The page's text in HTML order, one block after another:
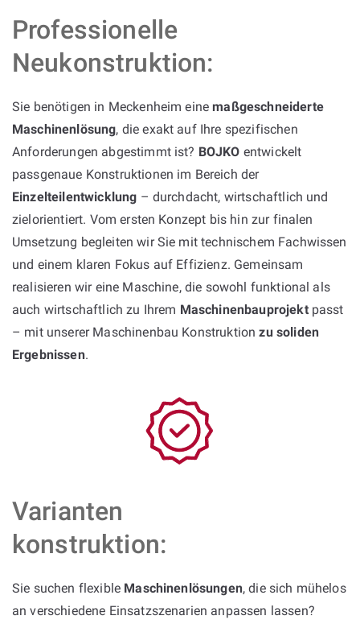
Professionelle
Neukonstruktion:
Sie benötigen in Meckenheim einemaßgeschneiderte
Maschinenlösung, die exakt auf Ihre spezifischen
Anforderungen abgestimmt ist? BOJKO entwickelt
passgenaue Konstruktionen im Bereich der
Einzelteilentwicklung – durchdacht, wirtschaftlich und
zielorientiert. Vom ersten Konzept bis hin zur finalen
Umsetzung begleiten wir Sie mit technischem Fachwissen
und einem klaren Fokus auf Effizienz. Gemeinsam
realisieren wir eine Maschine, die sowohl funktional als
auch wirtschaftlich zu Ihrem Maschinenbauprojektpasst
– mit unserer Maschinenbau Konstruktionzu soliden
Ergebnissen.
Varianten
konstruktion:
Sie suchen flexible Maschinenlösungen, die sich mühelos
an verschiedene Einsatzszenarien anpassen lassen?